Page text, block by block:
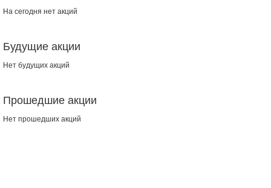
На сегодня нет акций
Будущие акции
Нет будущих акций
Прошедшие акции
Нет прошедших акций